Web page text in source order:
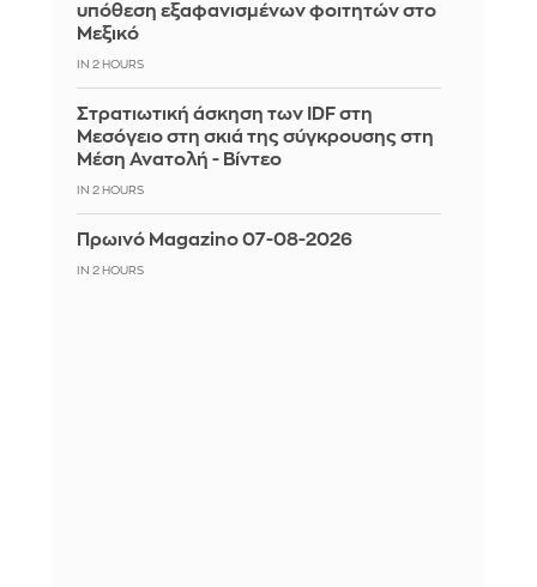
υπόθεση εξαφανισμένων φοιτητών στο
Μεξικό
IN 2 HOURS
Στρατιωτική άσκηση των IDF στη
Μεσόγειο στη σκιά της σύγκρουσης στη
Μέση Ανατολή - Βίντεο
IN 2 HOURS
Πρωινό Magazino 07-08-2026
IN 2 HOURS